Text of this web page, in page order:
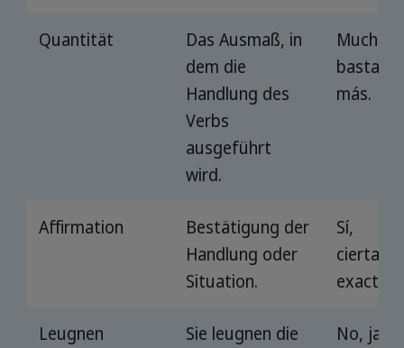
Quantität
Das Ausmaß, in
dem die
Handlung des
Verbs
ausgeführt
wird.
Mucho,
más.
Affirmation
Bestätigung der
Handlung oder
Situation.
Sí,
Leugnen
Sie leugnen die
No,